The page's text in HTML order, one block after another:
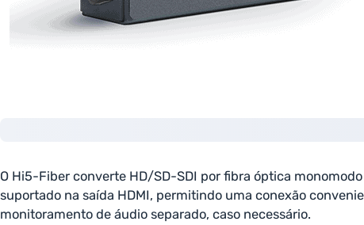
O Hi5-Fiber converte HD/SD-SDI por fibra óptica
suportado na saída HDMI, permitindo uma conexão
monitoramento de áudio separado, caso necessário.